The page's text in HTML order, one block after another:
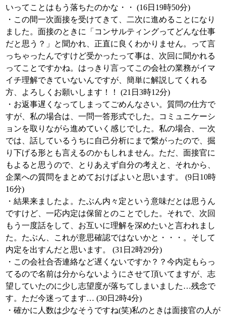
いってことはもう落ちたのかな・・ (16日19時50分)
・この間一次面接を受けてきて、二次に進めることになり
ました。面接のときに「コンサルティングってどんな仕事
だと思う？」と聞かれ、正直に良くわかりません。って言
っちゃったんですけど受かったって事は、次回に聞かれる
ってことですかね。はっきり言ってこの会社の業務がイマ
イチ理解できていないんですが、簡単に解説してくれる
方、よろしくお願いします！！ (21日3時12分)
・お返事遅くなってしまってごめんなさい。質問の仕方で
すが、私の場合は、一問一答形式でした。コミュニケーシ
ョンを取りながら進めていく感じでした。私の場合、一次
では、話しているうちに自己分析にまで繋がったので、掘
り下げる形とも言えるのかもしれません。ただ、面接官に
もよると思うので、とりあえず自分の考えと、それから、
企業への質問をまとめておけばよいと思います。 (9日10時
16分)
・結果来ましたよ。たぶん内々定という意味だとは思うん
ですけど、一応内定は保留とのことでした。それで、次回
もう一度話をして、お互いに理解を深めたいと言われまし
た。たぶん、これが意思確認ではないかと・・・。そして
内定を出すんだと思います。 (31日2時29分)
・この会社合否連絡など遅くないですか？？今内定もらっ
てるので名前は分からないようにさせて頂いてますが、志
望していたのに少し志望度が落ちてしまいました…残念で
す。ただ今迷ってます… (30日2時4分)
・確かに人数は少なそうですね(笑)私のときは面接官の人が